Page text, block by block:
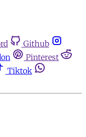
Github
Pinterest
Tiktok